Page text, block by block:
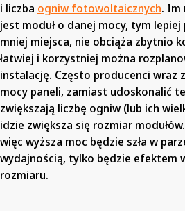
i liczba ogniw fotowoltaicznych. Im
jest moduł o danej mocy, tym
mniej miejsca, nie obciąża zbytnio
łatwiej i korzystniej można
instalację. Często producenci wraz
mocy paneli, zamiast udoskonalić
zwiększają liczbę ogniw (lub ich
idzie zwiększa się rozmiar
więc wyższa moc będzie szła w
wydajnością, tylko będzie efektem
rozmiaru.